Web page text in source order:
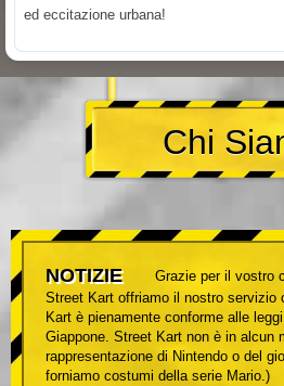
ed eccitazione urbana!
Chi
NOTIZIE
Grazie per il vostro
Street Kart offriamo il nostro servizio
Kart è pienamente conforme alle
Giappone. Street Kart non è in alcun
rappresentazione di Nintendo o del
forniamo costumi della serie Mario.)